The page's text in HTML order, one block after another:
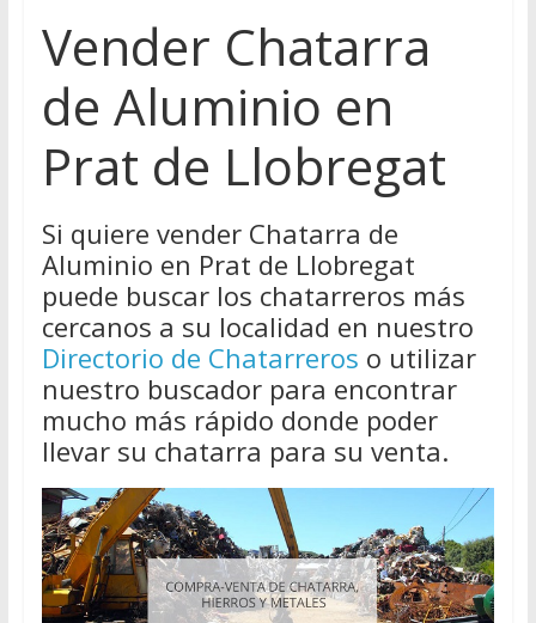
Vender Chatarra
de Aluminio en
Prat de Llobregat
Si quiere vender Chatarra de
Aluminio en Prat de Llobregat
puede buscar los chatarreros más
cercanos a su localidad en nuestro
Directorio de Chatarreros o utilizar
nuestro buscador para encontrar
mucho más rápido donde poder
llevar su chatarra para su venta.